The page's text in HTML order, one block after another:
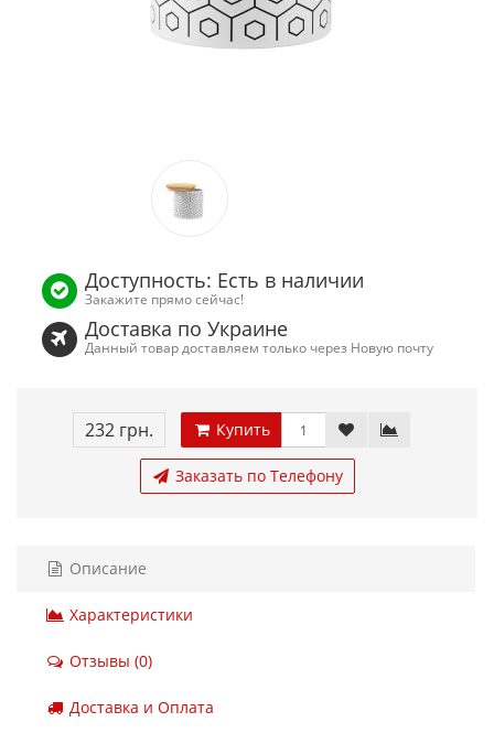
Доступность: Есть в наличии
Закажите прямо сейчас!
Доставка по Украине
Данный товар доставляем только через Новую почту
232 грн. Купить
Заказать по Телефону
Описание
Характеристики
Отзывы (0)
Доставка и Оплата